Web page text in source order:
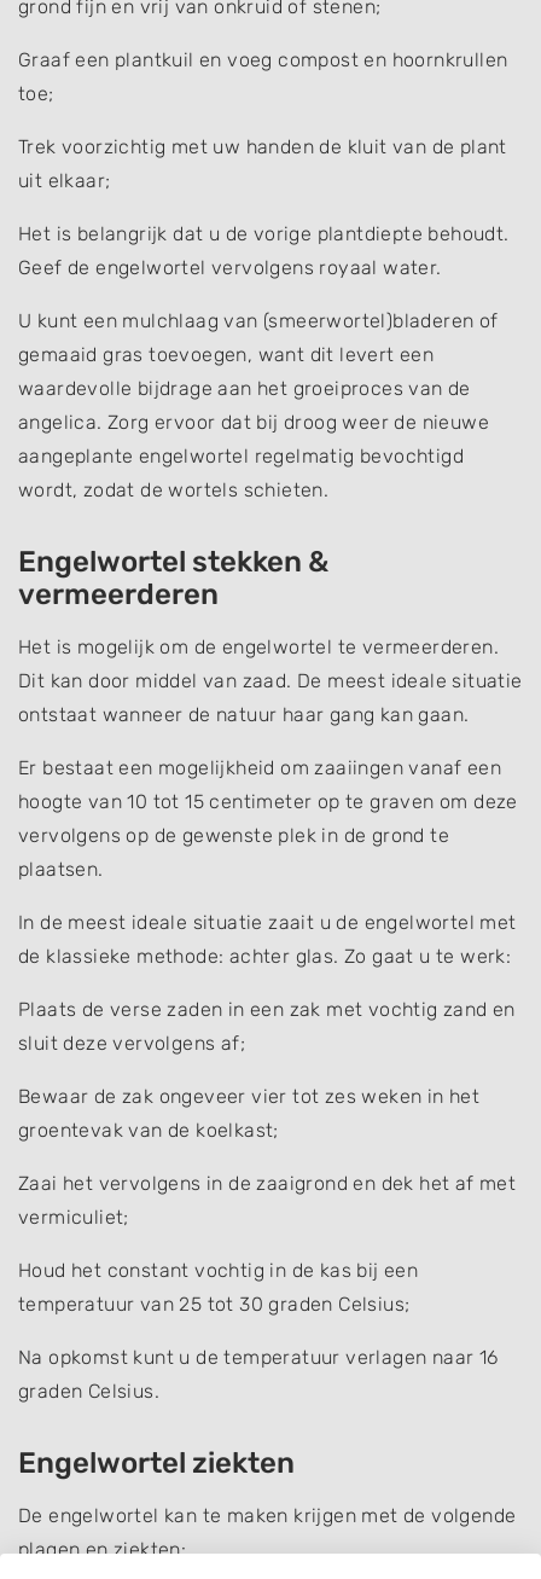
grond fijn en vrij van onkruid of stenen;
Graaf een plantkuil en voeg compost en hoornkrullen
toe;
Trek voorzichtig met uw handen de kluit van de plant
uit elkaar;
Het is belangrijk dat u de vorige plantdiepte behoudt.
Geef de engelwortel vervolgens royaal water.
U kunt een mulchlaag van (smeerwortel)bladeren of
gemaaid gras toevoegen, want dit levert een
waardevolle bijdrage aan het groeiproces van de
angelica. Zorg ervoor dat bij droog weer de nieuwe
aangeplante engelwortel regelmatig bevochtigd
wordt, zodat de wortels schieten.
Engelwortel stekken &
vermeerderen
Het is mogelijk om de engelwortel te vermeerderen.
Dit kan door middel van zaad. De meest ideale situatie
ontstaat wanneer de natuur haar gang kan gaan.
Er bestaat een mogelijkheid om zaaiingen vanaf een
hoogte van 10 tot 15 centimeter op te graven om deze
vervolgens op de gewenste plek in de grond te
plaatsen.
In de meest ideale situatie zaait u de engelwortel met
de klassieke methode: achter glas. Zo gaat u te werk:
Plaats de verse zaden in een zak met vochtig zand en
sluit deze vervolgens af;
Bewaar de zak ongeveer vier tot zes weken in het
groentevak van de koelkast;
Zaai het vervolgens in de zaaigrond en dek het af met
vermiculiet;
Houd het constant vochtig in de kas bij een
temperatuur van 25 tot 30 graden Celsius;
Na opkomst kunt u de temperatuur verlagen naar 16
graden Celsius.
Engelwortel ziekten
De engelwortel kan te maken krijgen met de volgende
plagen en ziekten: